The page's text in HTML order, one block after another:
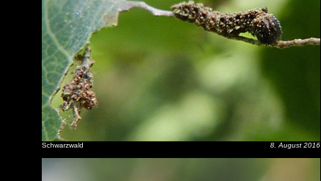
Schwarzwald 8. August 2016